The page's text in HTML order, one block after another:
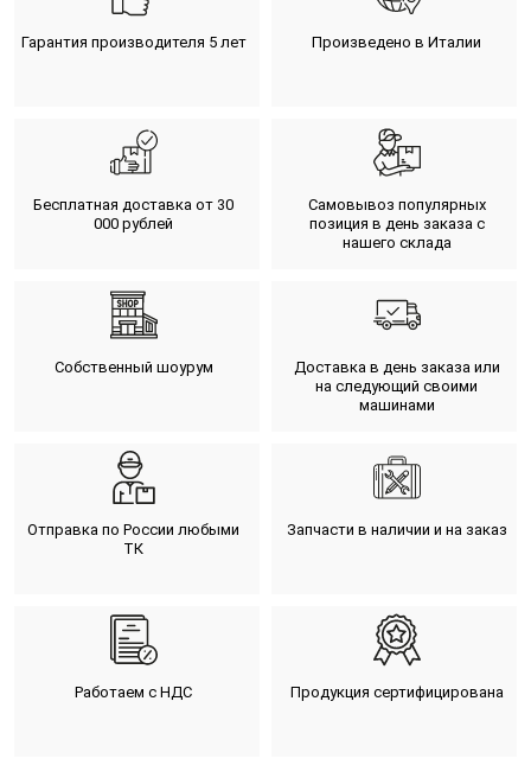
Гарантия производителя 5 лет Произведено в Италии
Бесплатная доставка от 30
000 рублей
Самовывоз популярных
позиция в день заказа с
нашего склада
Собственный шоурум
Доставка в день заказа или
на следующий своими
машинами
Отправка по России любыми
ТК
Запчасти в наличии и на заказ
Работаем с НДС Продукция сертифицирована